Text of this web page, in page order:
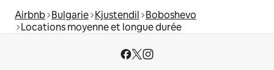
Airbnb Bulgarie Kjustendil Boboshevo
Locations moyenne et longue durée